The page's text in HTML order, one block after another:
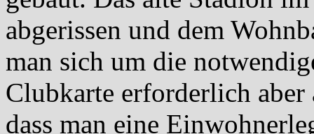
abgerissen und dem
man sich um die
Clubkarte erforderlich
dass man eine